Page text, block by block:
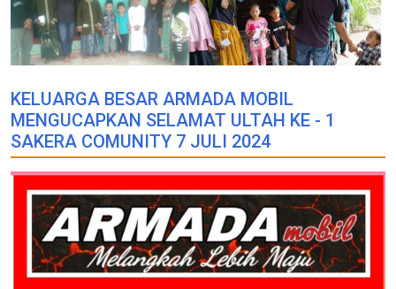
KELUARGA BESAR ARMADA MOBIL
MENGUCAPKAN SELAMAT ULTAH KE - 1
SAKERA COMUNITY 7 JULI 2024